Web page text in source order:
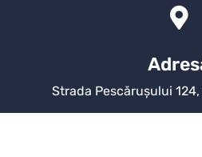
Strada Pescărușului